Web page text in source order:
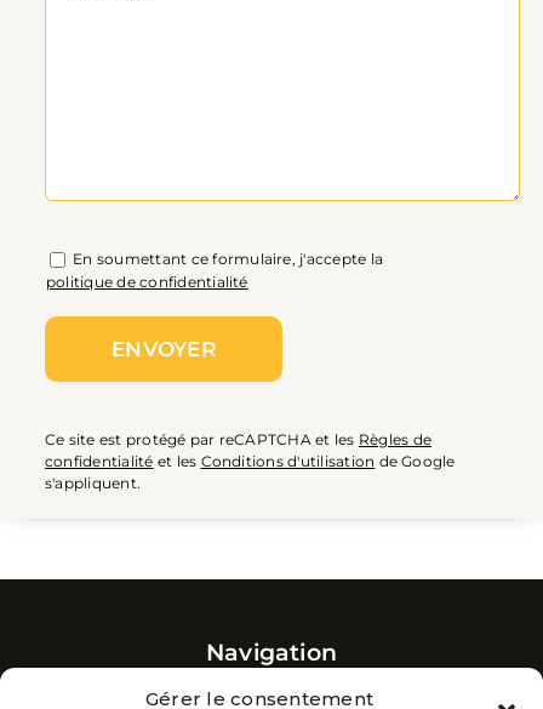
Gérer le consentement
En soumettant ce formulaire, j'accepte la
politique de confidentialité
Ce site est protégé par reCAPTCHA et les Règles de
confidentialité et les Conditions d'utilisation de Google
s'appliquent.
Navigation
Accueil